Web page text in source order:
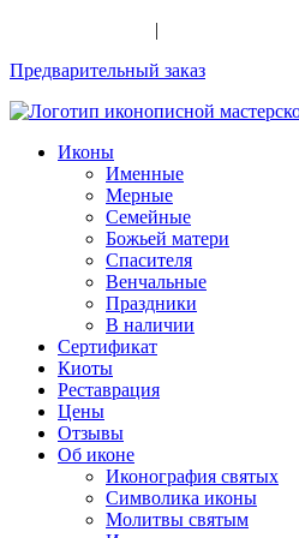
|
Предварительный заказ
Иконы
Именные
Мерные
Семейные
Божьей матери
Спасителя
Венчальные
Праздники
В наличии
Сертификат
Киоты
Реставрация
Цены
Отзывы
Об иконе
Иконография святых
Символика иконы
Молитвы святым